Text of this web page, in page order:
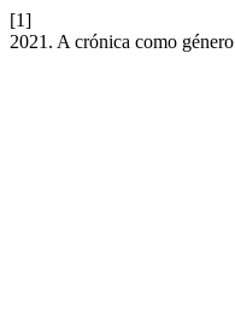
[1]
2021. A crónica como